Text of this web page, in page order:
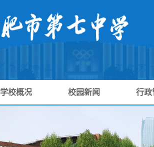
学校概况 校园新闻 行政